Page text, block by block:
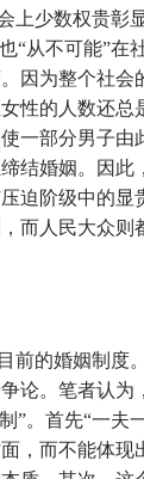
上少数权贵彰
“从不可能”在
因为整个社会
性的人数还总
一部分男子由
结婚姻。因此
迫阶级中的显
而人民大众则
前的婚姻制度
论。笔者认为
”。首先“一夫
，而不能体现